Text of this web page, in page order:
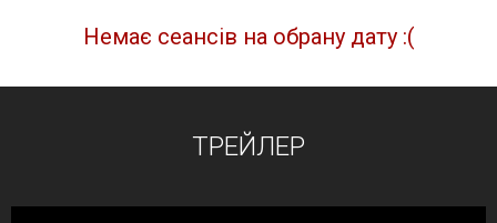
Немає сеансів на обрану дату :(
ТРЕЙЛЕР